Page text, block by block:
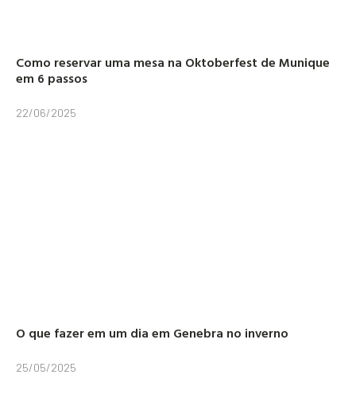
Como reservar uma mesa na Oktoberfest de Munique
em 6 passos
22/06/2025
O que fazer em um dia em Genebra no inverno
25/05/2025